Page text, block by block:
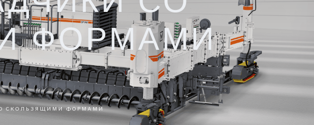
РОТОРНЫЕ ДРОБИЛКИ
МОБИЛЬНЫЕ
КОНУСНЫЕ ДРОБИЛКИ
МОБИЛЬНЫЕ
ЩЁКОВЫЕ ДРОБИЛКИ
МОБИЛЬНЫЕ
ОТВАЛЬНЫЕ
ТРАНСПОРТЁРЫ
АСФАЛЬТОБЕТОННЫЙ
ЗАВОД
ФОРМАМИ
СКОЛЬЗЯЩИМИ ФОРМАМИ